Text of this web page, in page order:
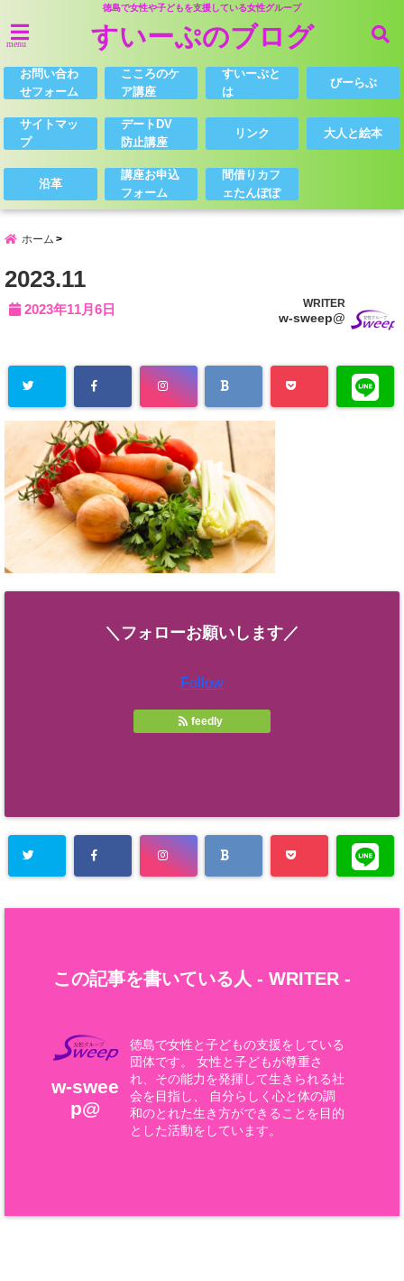
徳島で女性や子どもを支援している女性グループ
menu すいーぷのブログ
お問い合わ
せフォーム
こころのケ
ア講座
すいーぷと
は
びーらぶ
サイトマッ
プ
デートDV
防止講座
リンク 大人と絵本
沿革
講座お申込
フォーム
間借りカフ
ェたんぽぽ
ホーム
2023.11
2023年11月6日 WRITER
w-sweep@
＼フォローお願いします／
Follow
feedly
この記事を書いている人 - WRITER -
w-swee
p@
徳島で女性と子どもの支援をしている
団体です。 女性と子どもが尊重さ
れ、その能力を発揮して生きられる社
会を目指し、 自分らしく心と体の調
和のとれた生き方ができることを目的
とした活動をしています。